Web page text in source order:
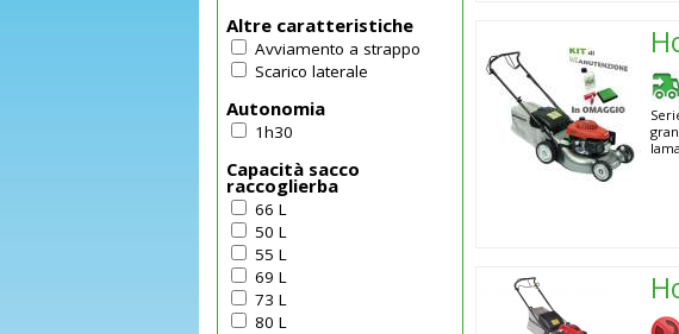
Altre caratteristiche
Avviamento a strappo
Scarico laterale
Autonomia
1h30
Capacità sacco
raccoglierba
66 L
50 L
55 L
69 L
73 L
80 L